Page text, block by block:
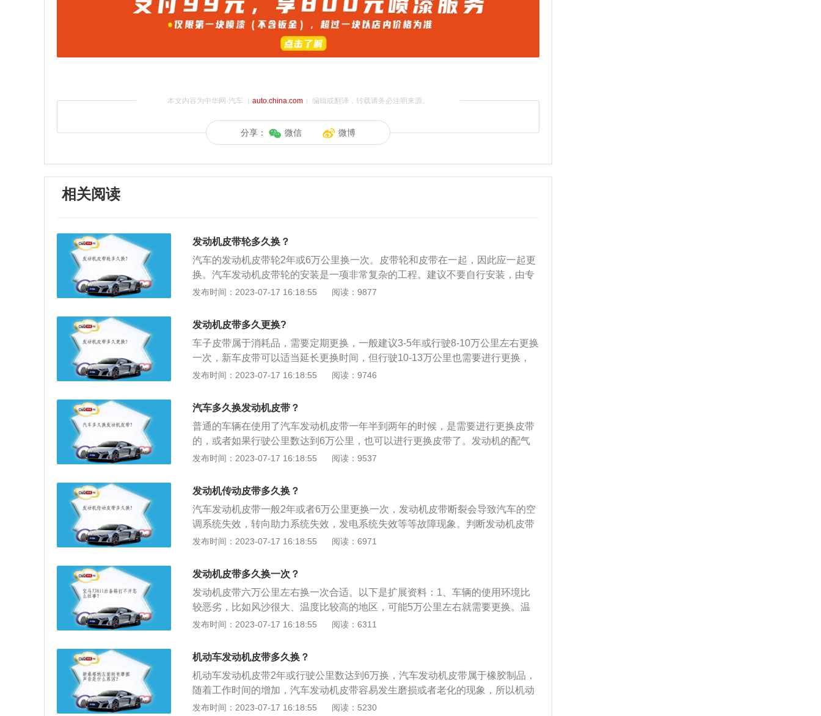
本文内容为中华网·汽车（ auto.china.com）编辑或翻译，转载请务必注明来源。
分享： 微信 微博
相关阅读
发动机皮带轮多久换？
汽车的发动机皮带轮2年或6万公里换一次。皮带轮和皮带在一起，因此应一起更
换。汽车发动机皮带轮的安装是一项非常复杂的工程。建议不要自行安装，由专
业4S店人员安装。皮带和皮带轮是发动机气门系统的重要部件。通过与曲轴的连
其相对尺寸一般较大。制造过程通常基于铸造和锻造，很少使用铸钢。一般来
说，尺寸较小的可设计为锻件，由钢制成。
发布时间：2023-07-17 16:18:55 阅读：9877
发动机皮带多久更换?
车子皮带属于消耗品，需要定期更换，一般建议3-5年或行驶8-10万公里左右更换
一次，新车皮带可以适当延长更换时间，但行驶10-13万公里也需要进行更换，
具体的更换时间参考车辆保养手册。以下是相关介绍：需要更换的其它情况：此
查，没有问题则可以继续使用，到10-13万公里时再进行更换；如果经常负重跑
车，皮带磨损较大，应该6-8万公里左右检查一次，10万公里左右进行更换。更
换的注意事项：更换正时皮带一般会连带发电机皮带和涨紧轮一起更换，具体价
格跟产品品牌和车型有关。如果水泵有问题需要一起换。
发布时间：2023-07-17 16:18:55 阅读：9746
汽车多久换发动机皮带？
普通的车辆在使用了汽车发动机皮带一年半到两年的时候，是需要进行更换皮带
的，或者如果行驶公里数达到6万公里，也可以进行更换皮带了。发动机的配气
系统比较重要的一部分就是皮带，它是通过曲轴进行连接并有一定的传动来保证
通常用皮带而不是齿轮。因此一定要定期更换皮带。不换皮带的危害：皮带的断
裂一般是出现一些裂纹或者会出现皮带老化而变得十分僵硬，如果没有维护会出
现掉齿的情况，这时发动机也会出现跳齿，严重的会直接断掉。如果皮带出现了
断裂，皮带本身有惯性导致凸轮轴还是会不停的运转，两者就会出现自由运转的
现象，活塞和气门的运动不一致就会不停的产生撞击，严重的话两者都会出现损
发布时间：2023-07-17 16:18:55 阅读：9537
发动机传动皮带多久换？
汽车发动机皮带一般2年或者6万公里更换一次，发动机皮带断裂会导致汽车的空
调系统失效，转向助力系统失效，发电系统失效等等故障现象。判断发动机皮带
是否需要更换的方法：1、用手摸：找到发动机皮带，用手摸摸它的内侧，如果
照眼辨：用手电可见皮带外侧尼龙层是否泛白。如果只有一点点发白，用手一抹
掉一般不会有问题，而如果擦不干净的边缘泛白，就需要引起注意。3、用手
抠：用手扣的目的是感受橡胶皮带的韧性是否良好。如果已经觉得这皮带没什么
韧性，硬邦邦的像棍子一样的手感，哪怕没有裂痕也不泛白，这皮带多半是已经
老化发硬，需要更换。
发布时间：2023-07-17 16:18:55 阅读：6971
发动机皮带多久换一次？
发动机皮带六万公里左右换一次合适。以下是扩展资料：1、车辆的使用环境比
较恶劣，比如风沙很大、温度比较高的地区，可能5万公里左右就需要更换。温
度过高或者过低，橡胶老化的速度可能会加快，在高温、寒冷地区使用的车辆，
况，然后进行判断是否更换。2、车主可以选择用手触摸皮带表面，看是否变得
非常粗糙，还可以用手按压一下，看看皮带的弹性，坚韧度有没有变硬。如果发
动机皮带摸起来粗糙，可以用手电筒或者手机闪光灯看一下表面和边缘位置是否
有无法去除的白色痕迹，要是能明显看到皮带大面积发白，甚至还有裂纹，肯定
要马上更换；如果没有发白的情况，但是皮带明显没有韧性，也要换掉。
发布时间：2023-07-17 16:18:55 阅读：6311
机动车发动机皮带多久换？
机动车发动机皮带2年或行驶公里数达到6万换，汽车发动机皮带属于橡胶制品，
随着工作时间的增加，汽车发动机皮带容易发生磨损或者老化的现象，所以机动
车发动机皮带的厂家都有严格的要求，在规定的时间内对汽车发动机皮带及其附
发布时间：2023-07-17 16:18:55 阅读：5230